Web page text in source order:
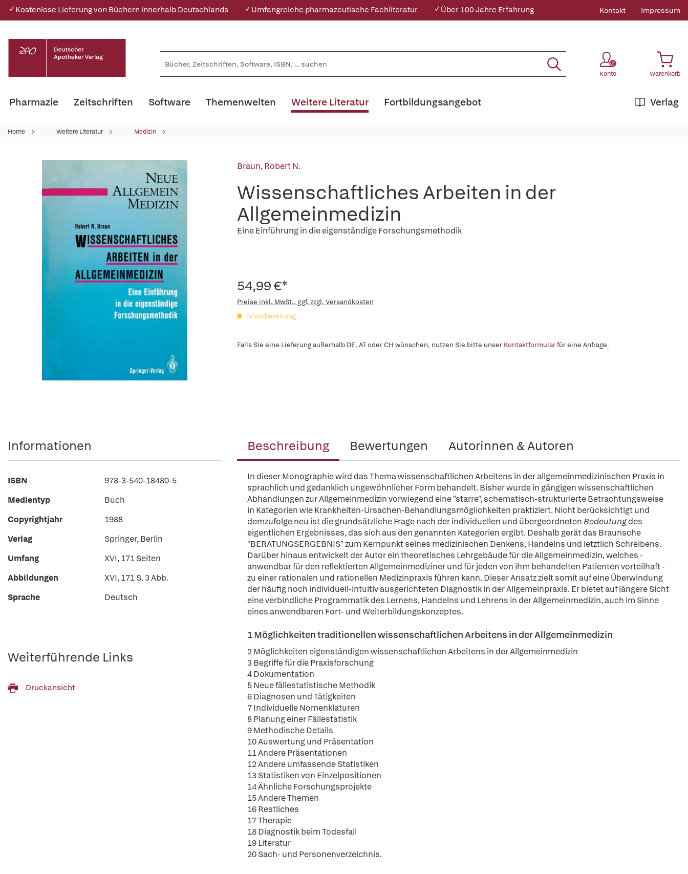
✓ Kostenlose Lieferung von Büchern innerhalb Deutschlands ✓ Umfangreiche pharmazeutische Fachliteratur ✓ Über 100 Jahre Erfahrung Kontakt Impressum
Konto Warenkorb
Pharmazie Zeitschriften Software Themenwelten Weitere Literatur Verlag
Fortbildungsangebot
Home Weitere Literatur Medizin
Braun, Robert N.
Wissenschaftliches Arbeiten in der
Allgemeinmedizin
Eine Einführung in die eigenständige Forschungsmethodik
54,99 €*
Preise inkl. MwSt., ggf. zzgl. Versandkosten
in Vorbereitung
Falls Sie eine Lieferung außerhalb DE, AT oder CH wünschen, nutzen Sie bitte unser Kontaktformularfür eine Anfrage.
Beschreibung Bewertungen Autorinnen & Autoren
In dieser Monographie wird das Thema wissenschaftlichen Arbeitens in der allgemeinmedizinischen Praxis in
sprachlich und gedanklich ungewöhnlicher Form behandelt. Bisher wurde in gängigen wissenschaftlichen
Abhandlungen zur Allgemeinmedizin vorwiegend eine "starre", schematisch-strukturierte Betrachtungsweise
in Kategorien wie Krankheiten-Ursachen-Behandlungsmöglichkeiten praktiziert. Nicht berücksichtigt und
demzufolge neu ist die grundsätzliche Frage nach der individuellen und übergeordneten Bedeutungdes
eigentlichen Ergebnisses, das sich aus den genannten Kategorien ergibt. Deshalb gerät das Braunsche
"BERATUNGSERGEBNIS" zum Kernpunkt seines medizinischen Denkens, Handelns und letztlich Schreibens.
Darüber hinaus entwickelt der Autor ein theoretisches Lehrgebäude für die Allgemeinmedizin, welches -
anwendbar für den reflektierten Allgemeinmediziner und für jeden von ihm behandelten Patienten vorteilhaft -
zu einer rationalen und rationellen Medizinpraxis führen kann. Dieser Ansatz zielt somit auf eine Überwindung
der häufig noch individuell-intuitiv ausgerichteten Diagnostik in der Allgemeinpraxis. Er bietet auf längere Sicht
eine verbindliche Programmatik des Lernens, Handelns und Lehrens in der Allgemeinmedizin, auch im Sinne
eines anwendbaren Fort- und Weiterbildungskonzeptes.
1 Möglichkeiten traditionellen wissenschaftlichen Arbeitens in der Allgemeinmedizin
2 Möglichkeiten eigenständigen wissenschaftlichen Arbeitens in der Allgemeinmedizin
3 Begriffe für die Praxisforschung
4 Dokumentation
5 Neue fällestatistische Methodik
6 Diagnosen und Tätigkeiten
7 Individuelle Nomenklaturen
8 Planung einer Fällestatistik
9 Methodische Details
10 Auswertung und Präsentation
11 Andere Präsentationen
12 Andere umfassende Statistiken
13 Statistiken von Einzelpositionen
14 Ähnliche Forschungsprojekte
15 Andere Themen
16 Restliches
17 Therapie
18 Diagnostik beim Todesfall
19 Literatur
20 Sach- und Personenverzeichnis.
Informationen
ISBN
978-3-540-18480-5
Medientyp
Buch
Copyrightjahr
1988
Verlag
Springer, Berlin
Umfang
XVI, 171 Seiten
Abbildungen
XVI, 171 S. 3 Abb.
Sprache
Deutsch
Weiterführende Links
Druckansicht